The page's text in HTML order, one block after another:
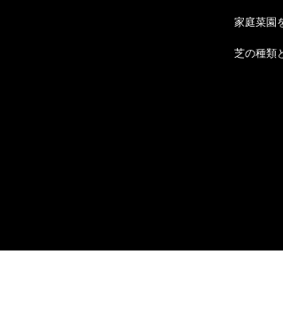
家庭菜園
芝の種類